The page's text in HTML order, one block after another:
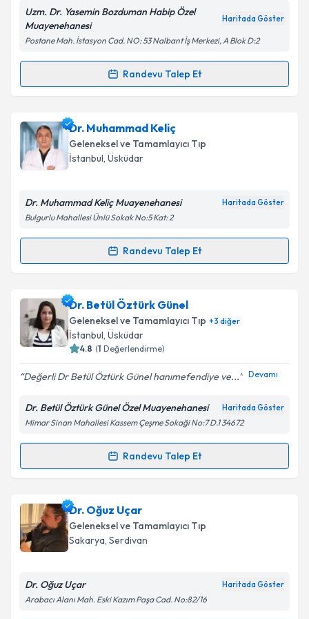
'ni okudum ve kişisel verilerimin belirtilen
kapsamda işlenmesini kabul ediyorum.
Takvim Talebini Gönder
Uzm. Dr. Yasemin Bozduman Habip Özel
Muayenehanesi
Haritada Göster
Postane Mah. İstasyon Cad. NO: 53 Nalbant İş Merkezi, A Blok D:2
Randevu Talep Et
Randevu Takvimi Talebi
Uzm. Dr. Yasemin Bozduman Habip
takvimi talebi oluşturun. Size bu uzmandan randevu
almanız için bir takvim hazırlandığında e-posta ile
bilgilendireceğiz.
Kişisel verilerimin işlenmesine ilişkinAydınlatma
kapsamda işlenmesini kabul ediyorum.
Takvim Talebini Gönder
Dr. Muhammad Keliç
Geleneksel ve Tamamlayıcı Tıp
İstanbul, Üsküdar
Dr. Muhammad Keliç Muayenehanesi Haritada Göster
Bulgurlu Mahallesi Ünlü Sokak No:5 Kat: 2
Randevu Talep Et
Randevu Takvimi Talebi
Dr. Muhammad Keliçiçin randevu takvimi talebi
oluşturun. Size bu uzmandan randevu almanız için bir
takvim hazırlandığında e-posta ile bilgilendireceğiz.
Kişisel verilerimin işlenmesine ilişkinAydınlatma
Metni'ni okudum ve kişisel verilerimin belirtilen
kapsamda işlenmesini kabul ediyorum.
Dr. Betül Öztürk Günel
Geleneksel ve Tamamlayıcı Tıp +3 diğer
İstanbul, Üsküdar
4.8 (1 Değerlendirme)
Değerli Dr Betül Öztürk Günel hanımefendiye ve... Devamı
Dr. Betül Öztürk Günel Özel Muayenehanesi Haritada Göster
Mimar Sinan Mahallesi Kassem Çeşme Sokaği No:7 D.1 34672
Randevu Talep Et
Randevu Takvimi Talebi
Dr. Betül Öztürk Günel
oluşturun. Size bu uzmandan randevu almanız için bir
takvim hazırlandığında e-posta ile bilgilendireceğiz.
Dr. Oğuz Uçar
Geleneksel ve Tamamlayıcı Tıp
Sakarya, Serdivan
Dr. Oğuz Uçar Haritada Göster
Arabacı Alanı Mah. Eski Kazım Paşa Cad. No:82/16